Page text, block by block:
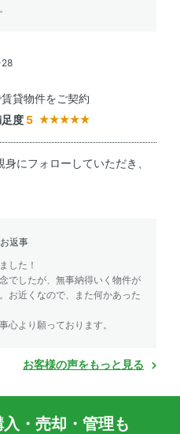
貸物件をご契約
度 5
にフォローしていただき、
返事
した！
でしたが、無事納得いく物件が
お近くなので、また何かあった
心より願っております。
お客様の声をもっと見る
・売却・管理も